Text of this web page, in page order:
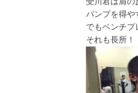
パンプを得や
でもベンチプ
それも長所！